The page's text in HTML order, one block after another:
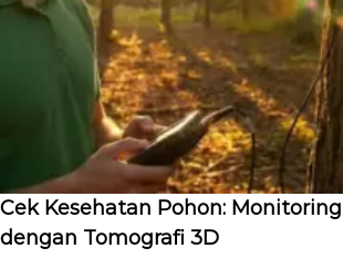
Cek Kesehatan Pohon:
dengan Tomografi 3D